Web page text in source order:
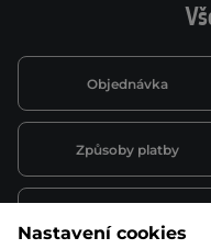
Objednávka
Způsoby platby
Nastavení cookies